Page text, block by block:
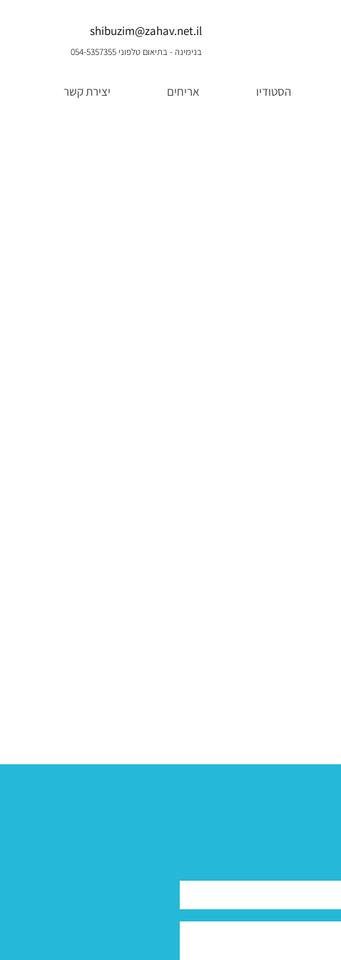
shibuzim@zahav.net.il
בנימינה - בתיאום טלפוני 054-5357355
הסטודיו אריחים יצירת קשר